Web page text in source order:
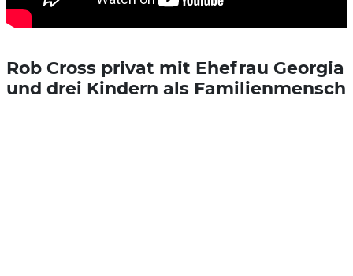
Rob Cross privat mit Ehefrau Georgia
und drei Kindern als Familienmensch